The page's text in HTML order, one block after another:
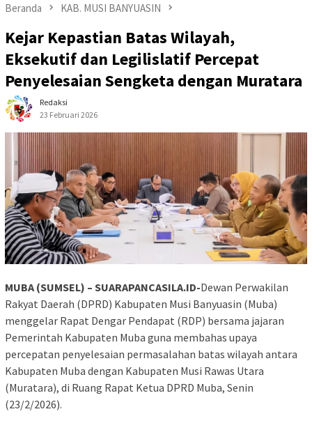
Beranda KAB. MUSI BANYUASIN
Kejar Kepastian Batas Wilayah,
Eksekutif dan Legilislatif Percepat
Penyelesaian Sengketa dengan Muratara
Redaksi
23 Februari 2026
MUBA (SUMSEL) – SUARAPANCASILA.ID-Dewan Perwakilan
Rakyat Daerah (DPRD) Kabupaten Musi Banyuasin (Muba)
menggelar Rapat Dengar Pendapat (RDP) bersama jajaran
Pemerintah Kabupaten Muba guna membahas upaya
percepatan penyelesaian permasalahan batas wilayah antara
Kabupaten Muba dengan Kabupaten Musi Rawas Utara
(Muratara), di Ruang Rapat Ketua DPRD Muba, Senin
(23/2/2026).